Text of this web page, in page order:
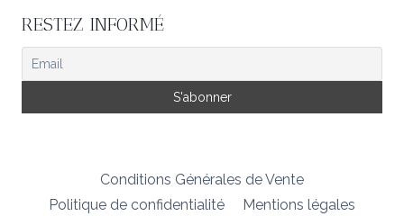
RESTEZ INFORMÉ
Conditions Générales de Vente
Politique de confidentialité
Mentions légales